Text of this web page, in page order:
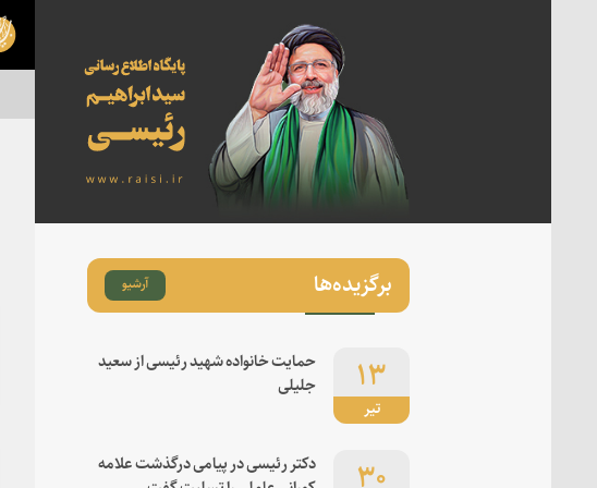
برگزیده‌ها آرشیو
تیر
۱۳
حمایت خانواده شهید رئیسی از سعید
جلیلی
۳۰
دکتر رئیسی در پیامی درگذشت علامه